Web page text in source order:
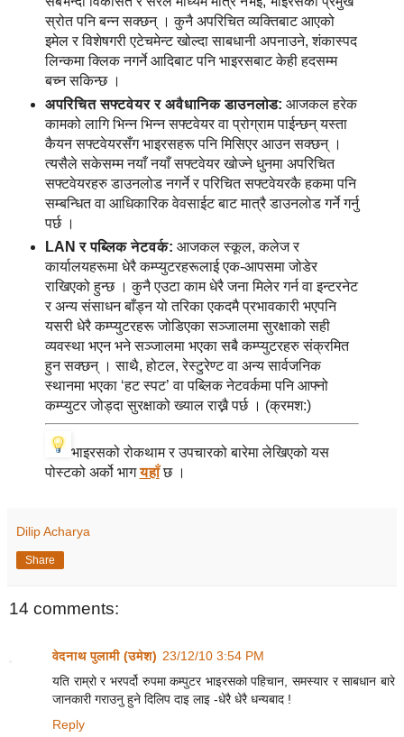
स्रोत पनि बन्न सक्छन् । कुनै अपरिचित व्यक्तिबाट आएको
इमेल र विशेषगरी एटेचमेन्ट खोल्दा साबधानी अपनाउने, शंकास्पद
लिन्कमा क्लिक नगर्ने आदिबाट पनि भाइरसबाट केही हदसम्म
बच्न सकिन्छ ।
अपरिचित सफ्टवेयर र अवैधानिक डाउनलोड: आजकल हरेक
कामको लागि भिन्न भिन्न सफ्टवेयर वा प्रोग्राम पाईन्छन् यस्ता
कैयन सफ्टवेयरसँग भाइरसहरू पनि मिसिएर आउन सक्छन् ।
त्यसैले सकेसम्म नयाँ नयाँ सफ्टवेयर खोज्ने धुनमा अपरिचित
सफ्टवेयरहरु डाउनलोड नगर्ने र परिचित सफ्टवेयरकै हकमा पनि
सम्बन्धित वा आधिकारिक वेवसाईट बाट मात्रै डाउनलोड गर्ने गर्नु
पर्छ ।
LAN र पब्लिक नेटवर्क: आजकल स्कूल, कलेज र
कार्यालयहरूमा धेरै कम्प्युटरहरूलाई एक-आपसमा जोडेर
राखिएको हुन्छ । कुनै एउटा काम धेरै जना मिलेर गर्न वा इन्टरनेट
र अन्य संसाधन बाँड्न यो तरिका एकदमै प्रभावकारी भएपनि
यसरी धेरै कम्प्युटरहरू जोडिएका सञ्जालमा सुरक्षाको सही
व्यवस्था भएन भने सञ्जालमा भएका सबै कम्प्युटरहरु संक्रमित
हुन सक्छन् । साथै, होटल, रेस्टुरेण्ट वा अन्य सार्वजनिक
स्थानमा भएका ‘हट स्पट’ वा पब्लिक नेटवर्कमा पनि आफ्नो
कम्प्युटर जोड्दा सुरक्षाको ख्याल राख्नै पर्छ । (क्रमश:)
भाइरसको रोकथाम र उपचारको बारेमा लेखिएको यस
पोस्टको अर्को भाग यहाँछ ।
Dilip Acharya
Share
14 comments:
वेदनाथ पुलामी (उमेश) 23/12/10 3:54 PM
यति राम्रो र भरपर्दो रुपमा कम्पुटर भाइरसको पहिचान, समस्यार र साबधान बारे
जानकारी गराउनु हुने दिलिप दाइ लाइ -धेरै धेरै धन्यबाद !
Reply